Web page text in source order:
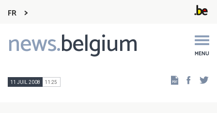
FR
news.belgium MENU
Main
navigation
11 JUIL 2008 11:25